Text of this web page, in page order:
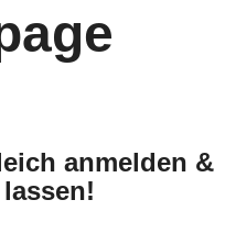
anmelden &